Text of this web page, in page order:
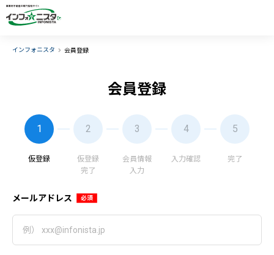
インフォニスタ 会員登録
会員登録
1
仮登録
2
仮登録
完了
3
会員情報
入力
4
入力確認
5
完了
メールアドレス